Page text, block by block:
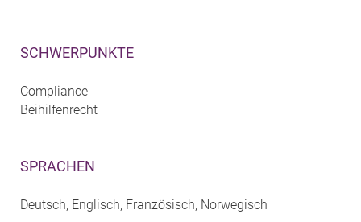
SCHWERPUNKTE
Compliance
Beihilfenrecht
SPRACHEN
Deutsch, Englisch, Französisch, Norwegisch